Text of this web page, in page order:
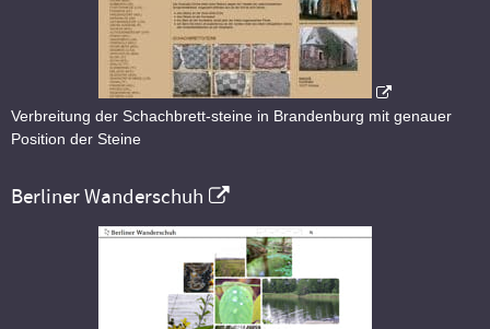
Verbreitung der Schachbrett-steine in Brandenburg mit genauer
Position der Steine
Berliner Wanderschuh